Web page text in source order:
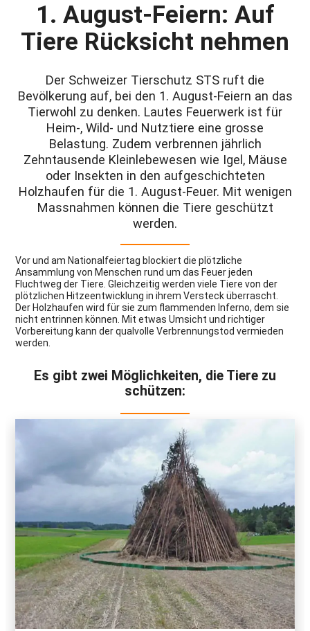
1. August-Feiern: Auf
Tiere Rücksicht nehmen
Der Schweizer Tierschutz STS ruft die
Bevölkerung auf, bei den 1. August-Feiern an das
Tierwohl zu denken. Lautes Feuerwerk ist für
Heim-, Wild- und Nutztiere eine grosse
Belastung. Zudem verbrennen jährlich
Zehntausende Kleinlebewesen wie Igel, Mäuse
oder Insekten in den aufgeschichteten
Holzhaufen für die 1. August-Feuer. Mit wenigen
Massnahmen können die Tiere geschützt
werden.
Vor und am Nationalfeiertag blockiert die plötzliche
Ansammlung von Menschen rund um das Feuer jeden
Fluchtweg der Tiere. Gleichzeitig werden viele Tiere von der
plötzlichen Hitzeentwicklung in ihrem Versteck überrascht.
Der Holzhaufen wird für sie zum flammenden Inferno, dem sie
nicht entrinnen können. Mit etwas Umsicht und richtiger
Vorbereitung kann der qualvolle Verbrennungstod vermieden
werden.
Es gibt zwei Möglichkeiten, die Tiere zu
schützen: